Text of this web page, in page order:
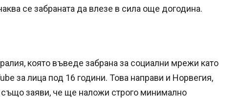
се забраната да влезе в сила още догодина.
която въведе забрана за социални мрежи като
за лица под 16 години. Това направи и Норвегия,
заяви, че ще наложи строго минимално